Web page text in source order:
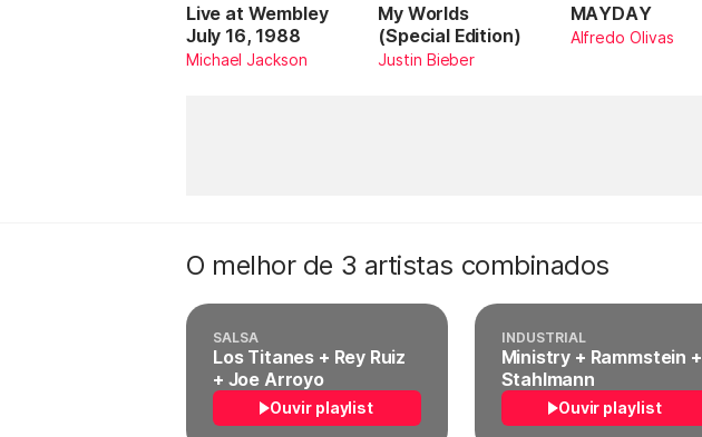
Live at Wembley
July 16, 1988
Michael Jackson
My Worlds
(Special Edition)
Justin Bieber
MAYDAY
Alfredo Olivas
O melhor de 3 artistas combinados
SALSA
Los Titanes + Rey Ruiz
+ Joe Arroyo
Ouvir playlist
INDUSTRIAL
Ministry + Rammstein +
Stahlmann
Ouvir playlist